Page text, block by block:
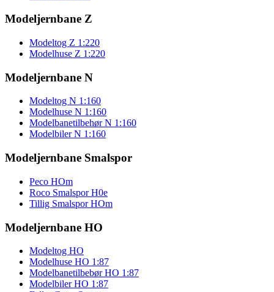
Modeljernbane Z
Modeltog Z 1:220
Modelhuse Z 1:220
Modeljernbane N
Modeltog N 1:160
Modelhuse N 1:160
Modelbanetilbehør N 1:160
Modelbiler N 1:160
Modeljernbane Smalspor
Peco HOm
Roco Smalspor H0e
Tillig Smalspor HOm
Modeljernbane HO
Modeltog HO
Modelhuse HO 1:87
Modelbanetilbebør HO 1:87
Modelbiler HO 1:87